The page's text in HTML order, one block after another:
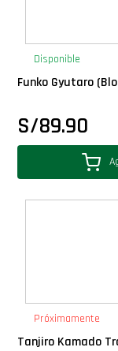
Disponible
Funko Gyutaro
S/89.90
Próximamente
Tanjiro Kamado